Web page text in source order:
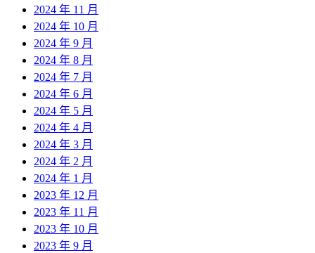
2024 年 11 月
2024 年 10 月
2024 年 9 月
2024 年 8 月
2024 年 7 月
2024 年 6 月
2024 年 5 月
2024 年 4 月
2024 年 3 月
2024 年 2 月
2024 年 1 月
2023 年 12 月
2023 年 11 月
2023 年 10 月
2023 年 9 月